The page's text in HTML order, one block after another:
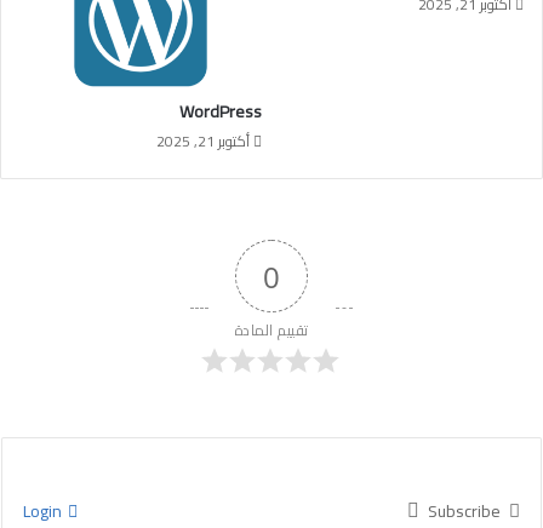
WordPress
أكتوبر 21, 2025
0
تقييم المادة
Subscribe